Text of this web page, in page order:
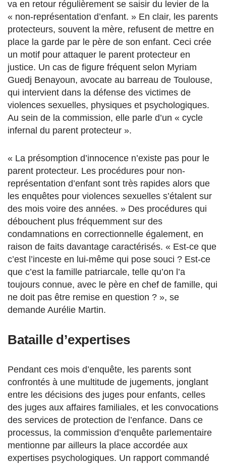
va en retour régulièrement se saisir du levier de la
« non-représentation d’enfant. » En clair, les parents
protecteurs, souvent la mère, refusent de mettre en
place la garde par le père de son enfant. Ceci crée
un motif pour attaquer le parent protecteur en
justice. Un cas de figure fréquent selon Myriam
Guedj Benayoun, avocate au barreau de Toulouse,
qui intervient dans la défense des victimes de
violences sexuelles, physiques et psychologiques.
Au sein de la commission, elle parle d’un « cycle
infernal du parent protecteur ».
« La présomption d’innocence n’existe pas pour le
parent protecteur. Les procédures pour non-
représentation d’enfant sont très rapides alors que
les enquêtes pour violences sexuelles s’étalent sur
des mois voire des années. » Des procédures qui
débouchent plus fréquemment sur des
condamnations en correctionnelle également, en
raison de faits davantage caractérisés. « Est-ce que
c’est l’inceste en lui-même qui pose souci ? Est-ce
que c’est la famille patriarcale, telle qu’on l’a
toujours connue, avec le père en chef de famille, qui
ne doit pas être remise en question ? », se
demande Aurélie Martin.
Bataille d’expertises
Pendant ces mois d’enquête, les parents sont
confrontés à une multitude de jugements, jonglant
entre les décisions des juges pour enfants, celles
des juges aux affaires familiales, et les convocations
des services de protection de l’enfance. Dans ce
processus, la commission d’enquête parlementaire
mentionne par ailleurs la place accordée aux
expertises psychologiques. Un rapport commandé